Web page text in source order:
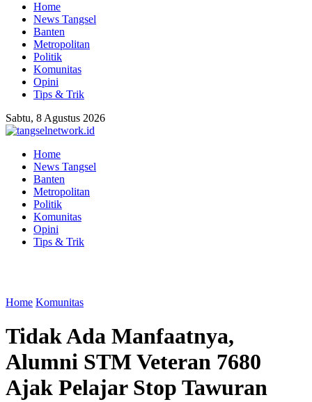
Home
News Tangsel
Banten
Metropolitan
Politik
Komunitas
Opini
Tips & Trik
Sabtu, 8 Agustus 2026
Home
News Tangsel
Banten
Metropolitan
Politik
Komunitas
Opini
Tips & Trik
Home Komunitas
Tidak Ada Manfaatnya,
Alumni STM Veteran 7680
Ajak Pelajar Stop Tawuran